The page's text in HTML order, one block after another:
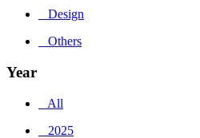
_ Design
_ Others
Year
_ All
_ 2025